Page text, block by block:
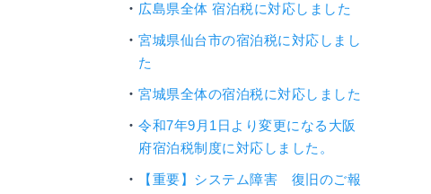
広島県全体 宿泊税に対応しました
宮城県仙台市の宿泊税に対応しまし
た
宮城県全体の宿泊税に対応しました
令和7年9月1日より変更になる大阪
府宿泊税制度に対応しました。
【重要】システム障害 復旧のご報